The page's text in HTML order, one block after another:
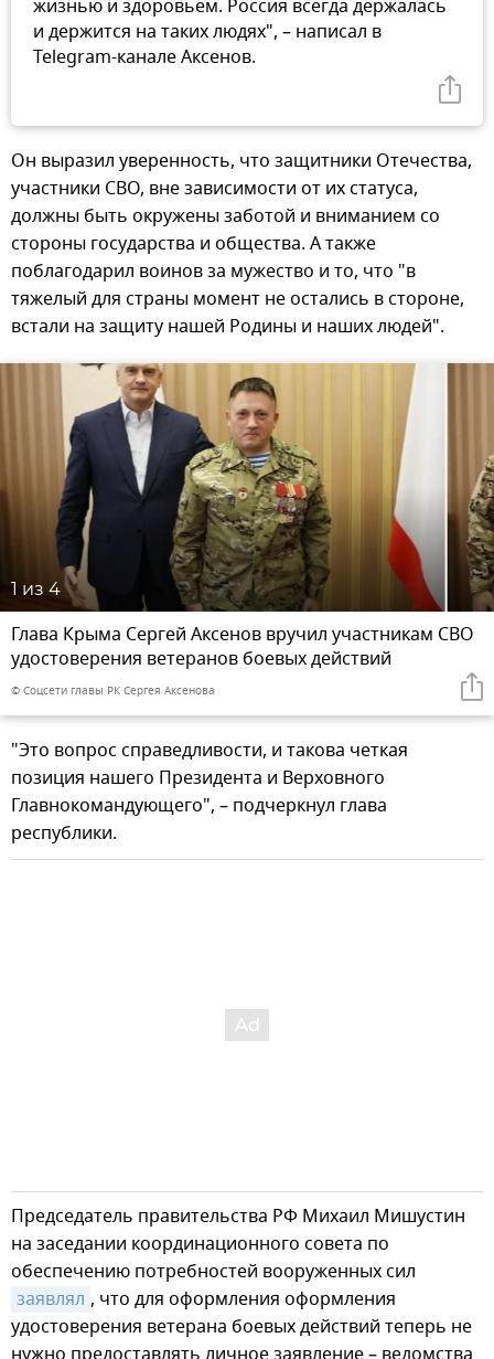
жизнью и здоровьем. Россия всегда держалась
и держится на таких людях", – написал в
Telegram-канале Аксенов.
Он выразил уверенность, что защитники Отечества,
участники СВО, вне зависимости от их статуса,
должны быть окружены заботой и вниманием со
стороны государства и общества. А также
поблагодарил воинов за мужество и то, что "в
тяжелый для страны момент не остались в стороне,
встали на защиту нашей Родины и наших людей".
1 из 4
Глава Крыма Сергей Аксенов вручил участникам СВО
удостоверения ветеранов боевых действий
© Соцсети главы РК Сергея Аксенова
"Это вопрос справедливости, и такова четкая
позиция нашего Президента и Верховного
Главнокомандующего", – подчеркнул глава
республики.
Председатель правительства РФ Михаил Мишустин
на заседании координационного совета по
обеспечению потребностей вооруженных сил
заявлял , что для оформления оформления
удостоверения ветерана боевых действий теперь не